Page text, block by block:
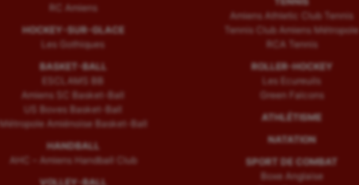
RC Amiens
HOCKEY-SUR-GLACE
Les Gothiques
BASKET-BALL
ESCLAMS BB
Amiens SC Basket-Ball
US Boves Basket-Ball
Métropole Amiénoise Basket-Ball
HANDBALL
AHC – Amiens Handball Club
VOLLEY-BALL
Amiens Athletic Club Tennis
Tennis Club Amiens Métropole
RCA Tennis
ROLLER-HOCKEY
Les Ecureuils
Green Falcons
ATHLÉTISME
NATATION
SPORT DE COMBAT
Boxe Anglaise